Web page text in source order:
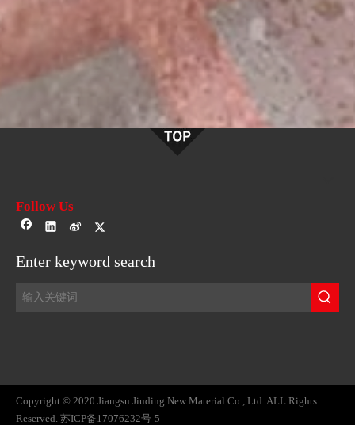
Follow Us
Enter keyword search
Copyright © 2020 Jiangsu Jiuding New Material Co., Ltd. ALL Rights
Reserved. 苏ICP备17076232号-5